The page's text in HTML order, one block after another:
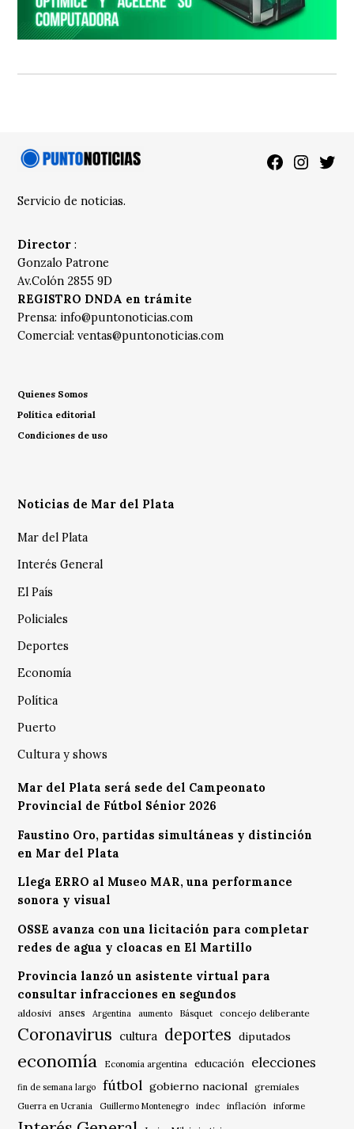
Facebook
Servicio de noticias.
Director :
Gonzalo Patrone
Av.Colón 2855 9D
REGISTRO DNDA en trámite
Prensa: info@puntonoticias.com
Comercial:ventas@puntonoticias.com
Quienes Somos
Política editorial
Condiciones de uso
Noticias de Mar del Plata
Mar del Plata
Interés General
El País
Policiales
Deportes
Economía
Política
Puerto
Cultura y shows
Mar del Plata será sede del Campeonato
Provincial de Fútbol Sénior 2026
Faustino Oro, partidas simultáneas y distinción
en Mar del Plata
Llega ERRO al Museo MAR, una performance
sonora y visual
OSSE avanza con una licitación para completar
redes de agua y cloacas en El Martillo
Provincia lanzó un asistente virtual para
consultar infracciones en segundos
aldosivi anses Argentina aumento Básquet concejo deliberante
Coronavirus cultura deportes diputados
economía Economía argentina educación elecciones
fin de semana largo fútbol gobierno nacional gremiales
Guerra en Ucrania Guillermo Montenegro indec inflación informe